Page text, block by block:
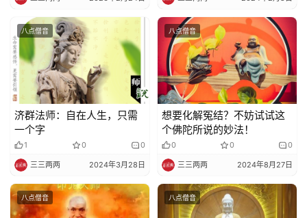
八点僧音
济群法师：自在人生，只需
一个字
1 0 0
三三两两 2024年3月28日
八点僧音
想要化解冤结？不妨试试这
个佛陀所说的妙法！
0 0 0
三三两两 2024年8月27日
八点僧音 八点僧音